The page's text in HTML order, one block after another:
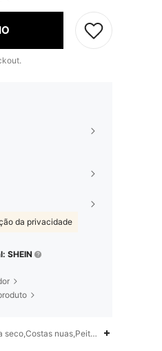
da privacidade
SHEIN
seco,Costas nuas,Peito à